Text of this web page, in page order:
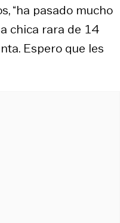
“ha pasado mucho
chica rara de 14
Espero que les